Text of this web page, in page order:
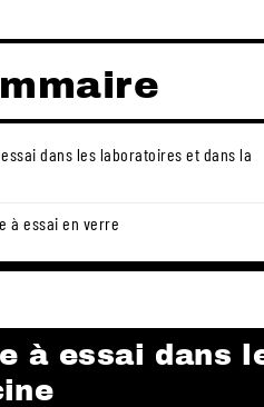
dans les laboratoires et dans la
à essai en verre
à essai dans